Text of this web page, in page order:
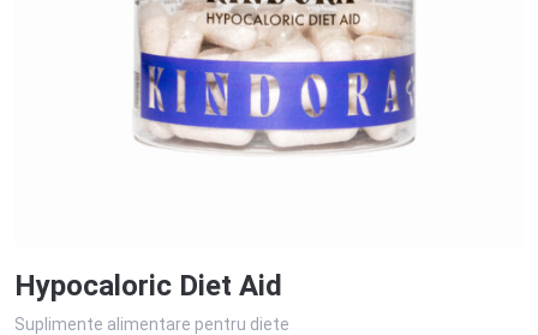
Hypocaloric Diet Aid
Suplimente alimentare pentru diete